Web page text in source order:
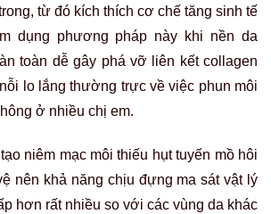
từ đó kích thích cơ chế tăng sinh tế
dụng phương pháp này khi nền da
toàn dễ gây phá vỡ liên kết collagen
lo lắng thường trực về việc phun môi
ở nhiều chị em.
niêm mạc môi thiếu hụt tuyến mồ hôi
nên khả năng chịu đựng ma sát vật lý
hơn rất nhiều so với các vùng da khác